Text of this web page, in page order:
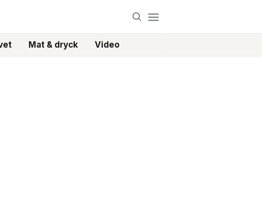
Mat & dryck Video